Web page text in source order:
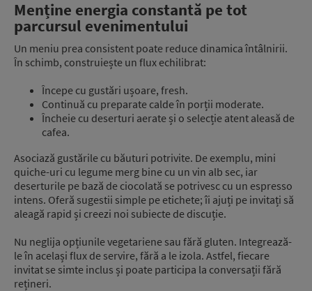
Menține energia constantă pe tot
parcursul evenimentului
Un meniu prea consistent poate reduce dinamica întâlnirii.
În schimb, construiește un flux echilibrat:
Începe cu gustări ușoare, fresh.
Continuă cu preparate calde în porții moderate.
Încheie cu deserturi aerate și o selecție atent aleasă de
cafea.
Asociază gustările cu băuturi potrivite. De exemplu, mini
quiche-uri cu legume merg bine cu un vin alb sec, iar
deserturile pe bază de ciocolată se potrivesc cu un espresso
intens. Oferă sugestii simple pe etichete; îi ajuți pe invitați să
aleagă rapid și creezi noi subiecte de discuție.
Nu neglija opțiunile vegetariene sau fără gluten. Integrează-
le în același flux de servire, fără a le izola. Astfel, fiecare
invitat se simte inclus și poate participa la conversații fără
rețineri.